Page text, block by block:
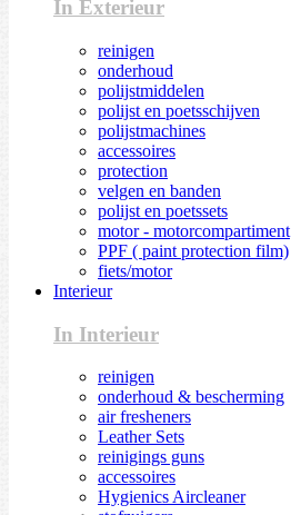
In Exterieur
reinigen
onderhoud
polijstmiddelen
polijst en poetsschijven
polijstmachines
accessoires
protection
velgen en banden
polijst en poetssets
motor - motorcompartiment
PPF ( paint protection film)
fiets/motor
Interieur
In Interieur
reinigen
onderhoud & bescherming
air fresheners
Leather Sets
reinigings guns
accessoires
Hygienics Aircleaner